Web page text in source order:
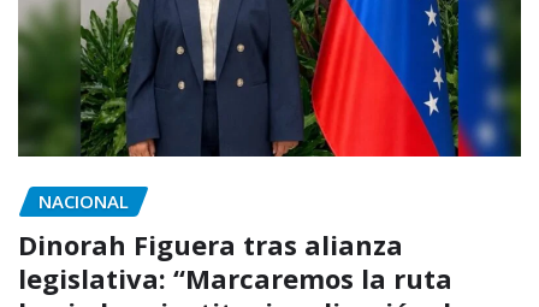
NACIONAL
Dinorah Figuera tras alianza
legislativa: “Marcaremos la ruta